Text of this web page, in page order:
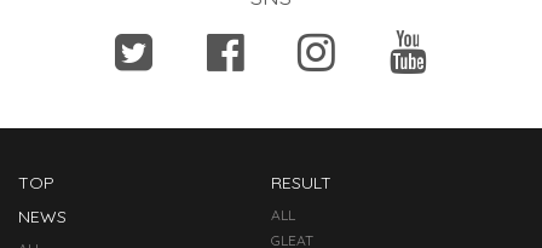
TOP
NEWS
RESULT
ALL
GLEAT